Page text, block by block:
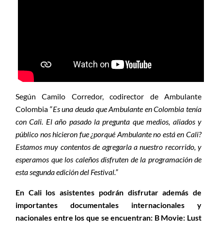
Según Camilo Corredor, codirector de Ambulante
Colombia “Es una deuda que Ambulante en Colombia tenía
con Cali. El año pasado la pregunta que medios, aliados y
público nos hicieron fue ¿porqué Ambulante no está en Cali?
Estamos muy contentos de agregarla a nuestro recorrido, y
esperamos que los caleños disfruten de la programación de
esta segunda edición del Festival.”
En Cali los asistentes podrán disfrutar además de
importantes documentales internacionales y
nacionales entre los que se encuentran: B Movie: Lust